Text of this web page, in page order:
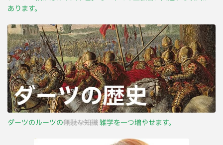
あります。
ダーツのルーツの無駄な知識雑学を一つ増やせます。